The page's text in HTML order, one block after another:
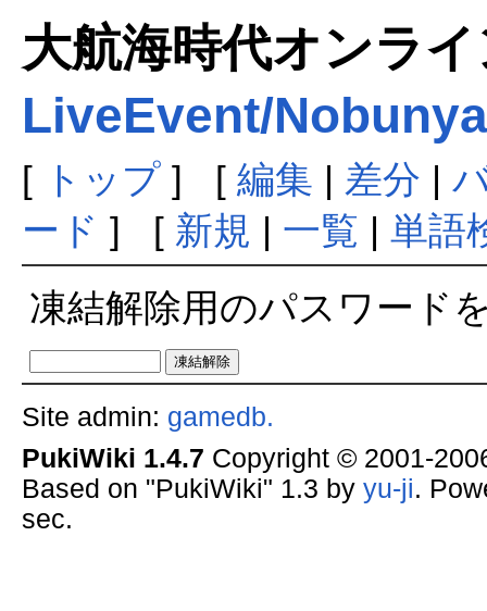
大航海時代オンラ
LiveEvent/
[ トップ] [ 編集 | 差分 |
ード ] [ 新規 | 一覧 | 単語
凍結解除用のパスワード
Site admin: gamedb.
PukiWiki 1.4.7 Copyright © 2001-
Based on "PukiWiki" 1.3 by yu-ji.
sec.